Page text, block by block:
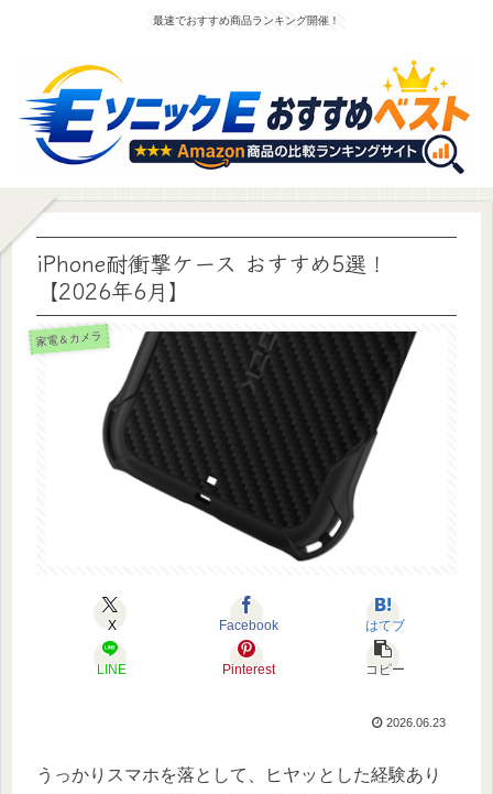
最速でおすすめ商品ランキング開催！
iPhone耐衝撃ケース おすすめ5選！
【2026年6月】
家電＆カメラ
X Facebook はてブ
LINE Pinterest コピー
2026.06.23
うっかりスマホを落として、ヒヤッとした経験あり